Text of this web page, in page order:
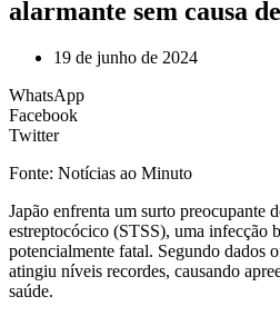
alarmante sem causa
19 de junho de 2024
WhatsApp
Facebook
Twitter
Fonte: Notícias ao Minuto
Japão enfrenta um surto preocupante
estreptocócico (STSS), uma infecção
potencialmente fatal. Segundo dados
atingiu níveis recordes, causando
saúde.